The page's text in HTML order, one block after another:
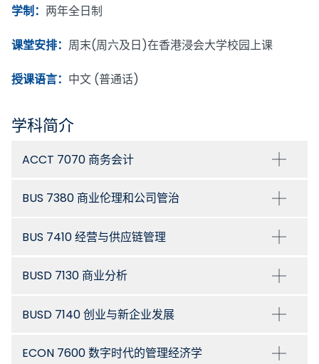
学制： 两年全日制
课堂安排： 周末(周六及日)在香港浸会大学校园上课
授课语言： 中文 (普通话)
学科简介
ACCT 7070 商务会计
BUS 7380 商业伦理和公司管治
BUS 7410 经营与供应链管理
BUSD 7130 商业分析
BUSD 7140 创业与新企业发展
ECON 7600 数字时代的管理经济学